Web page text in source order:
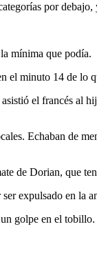
por
mínima que podía.
el minuto 14 de lo
el francés al
Echaban de
de Dorian, que
expulsado en la
golpe en el